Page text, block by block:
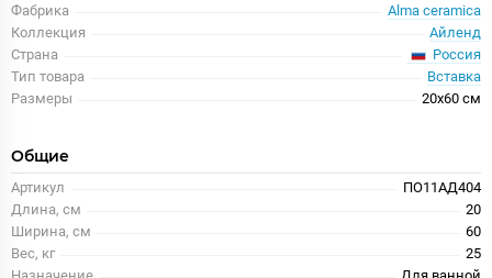
Фабрика
Alma ceramica
Коллекция
Айленд
Страна
Россия
Тип товара
Вставка
Размеры
20x60 см
Общие
Артикул
ПО11АД404
Длина, см
20
Ширина, см
60
Вес, кг
25